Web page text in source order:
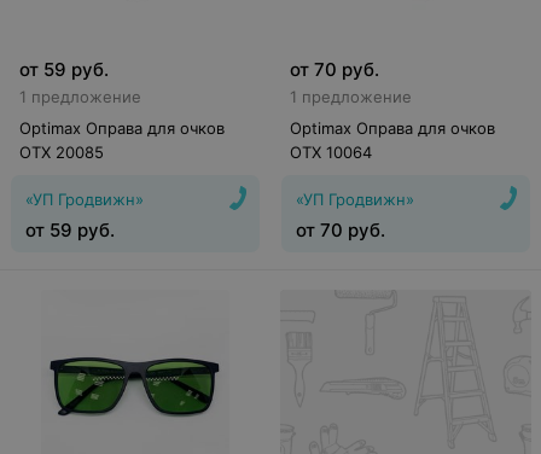
от 59 руб.
1 предложение
Optimax Оправа для очков
OTX 20085
«УП Гродвижн»
от 59 руб.
от 70 руб.
1 предложение
Optimax Оправа для очков
OTX 10064
«УП Гродвижн»
от 70 руб.